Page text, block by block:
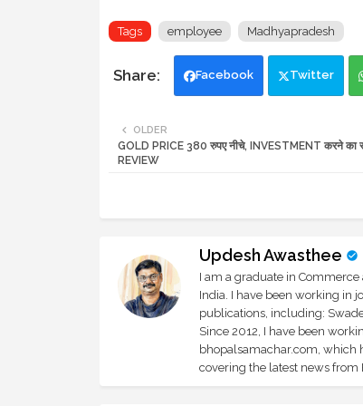
Tags employee Madhyapradesh
Facebook Twitter
OLDER
GOLD PRICE 380 रुपए नीचे, INVESTMENT करने का
REVIEW
Updesh Awasthee
I am a graduate in
India. I have been working in
publications, including:
Since 2012, I have been
bhopalsamachar.com, which
covering the latest news from